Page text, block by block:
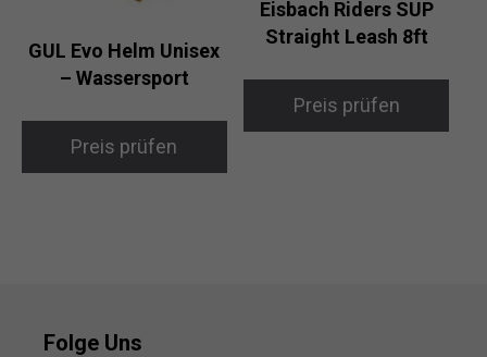
GUL Evo Helm Unisex
– Wassersport
Preis prüfen
Eisbach Riders SUP
Straight Leash 8ft
Preis prüfen
Folge Uns